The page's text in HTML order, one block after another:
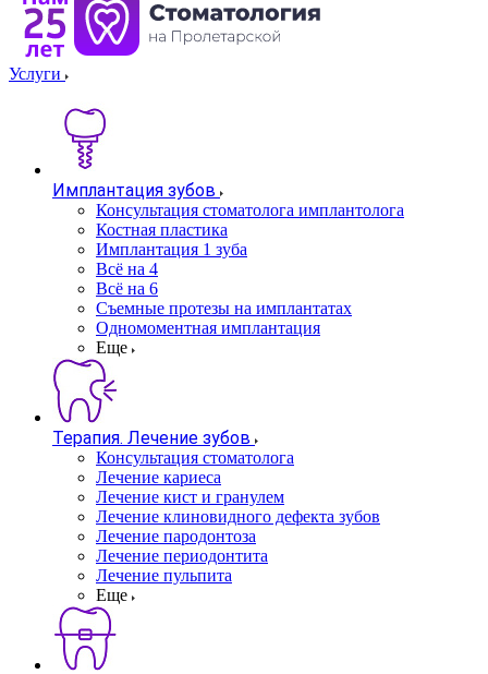
Услуги
Имплантация зубов
Консультация стоматолога имплантолога
Костная пластика
Имплантация 1 зуба
Всё на 4
Всё на 6
Съемные протезы на имплантатах
Одномоментная имплантация
Еще
Терапия. Лечение зубов
Консультация стоматолога
Лечение кариеса
Лечение кист и гранулем
Лечение клиновидного дефекта зубов
Лечение пародонтоза
Лечение периодонтита
Лечение пульпита
Еще